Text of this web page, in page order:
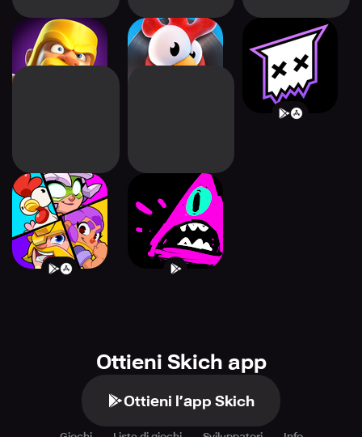
Clash of Clans Hay Day mo.co
Squad Busters BOAT GAME
Ottieni Skich app
Ottieni l’app Skich